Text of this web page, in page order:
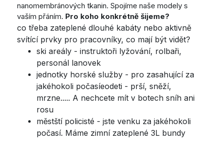
nanomembránových tkanin. Spojíme naše modely s
vaším přáním. Pro koho konkrétně šijeme?
co třeba zateplené dlouhé kabáty nebo aktivně
svítící prvky pro pracovníky, co mají být vidět?
ski areály - instruktoři lyžování, rolbaři,
personál lanovek
jednotky horské služby - pro zasahující za
jakéhokoli počasíeodeti - prší, sněží,
mrzne..... A nechcete mít v botech sníh ani
rosu
městští policisté - jste venku za jakéhokoli
počasí. Máme zimní zateplené 3L bundy